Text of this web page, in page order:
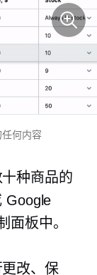
何内容
种商品的
Google
面板中。
改、保